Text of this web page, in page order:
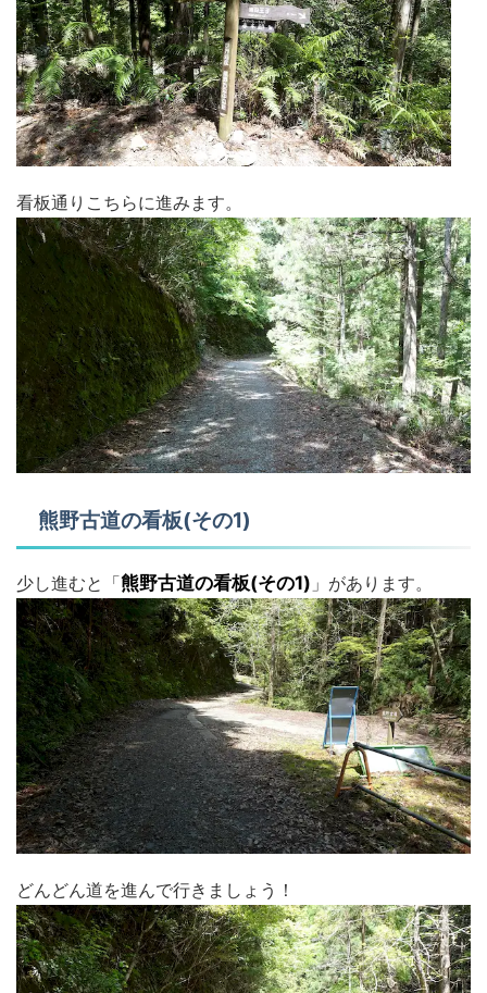
看板通りこちらに進みます。
熊野古道の看板(その1)
少し進むと「熊野古道の看板(その1) 」があります。
どんどん道を進んで行きましょう！